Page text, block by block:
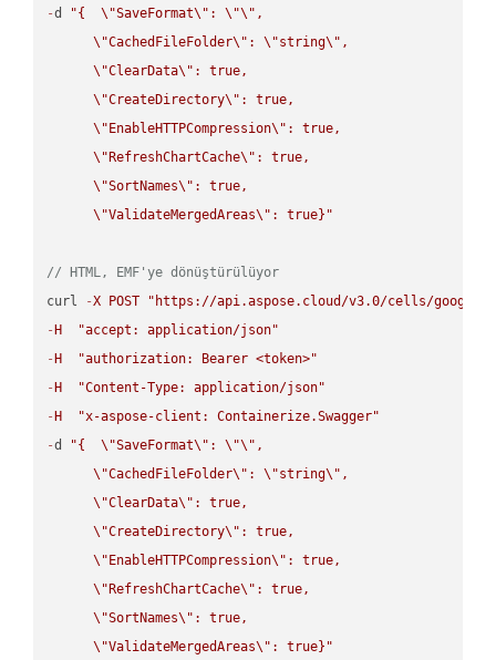
-d "{ \"SaveFormat\" : \"\" ,
\"CachedFileFolder\" : \"string\" ,
\"ClearData\" : true,
\"CreateDirectory\" : true,
\" EnableHTTPCompression\" : true,
\" RefreshChartCache\" : true,
\"SortNames\" : true,
\"ValidateMergedAreas\" : true}"
// HTML, EMF'ye dönüştürülüyor
curl
-X POST
"https://api.aspose.cloud/v3.0/cells/
- H
"accept: application/json"
- H
"authorization: Bearer <token>"
- H
"Content-Type: application/json"
- H
"x-aspose-client: Containerize.Swagger"
-d "{ \"SaveFormat\" : \"\" ,
\"CachedFileFolder\" : \"string\" ,
\"ClearData\" : true,
\"CreateDirectory\" : true,
\" EnableHTTPCompression\" : true,
\" RefreshChartCache\" : true,
\"SortNames\" : true,
\"ValidateMergedAreas\" : true}"